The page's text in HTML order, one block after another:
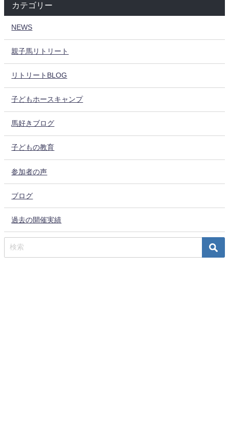
カテゴリー
NEWS
親子馬リトリート
リトリートBLOG
子どもホースキャンプ
馬好きブログ
子どもの教育
参加者の声
ブログ
過去の開催実績